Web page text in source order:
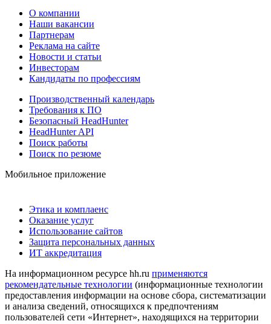
О компании
Наши вакансии
Партнерам
Реклама на сайте
Новости и статьи
Инвесторам
Кандидаты по профессиям
Производственный календарь
Требования к ПО
Безопасный HeadHunter
HeadHunter API
Поиск работы
Поиск по резюме
Мобильное приложение
Этика и комплаенс
Оказание услуг
Использование сайтов
Защита персональных данных
ИТ аккредитация
На информационном ресурсе hh.ru применяются
рекомендательные технологии (информационные технологии
предоставления информации на основе сбора, систематизации
и анализа сведений, относящихся к предпочтениям
пользователей сети «Интернет», находящихся на территории